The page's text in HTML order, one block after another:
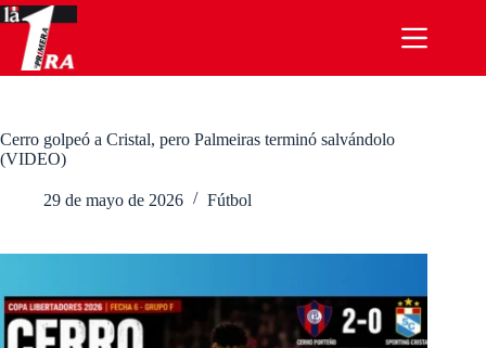
Saltar
al
contenido
Cerro golpeó a Cristal, pero Palmeiras terminó salvándolo
(VIDEO)
29 de mayo de 2026 Fútbol